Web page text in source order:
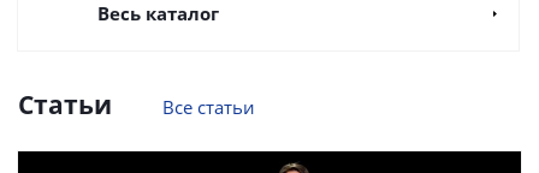
Весь каталог
Статьи Все статьи